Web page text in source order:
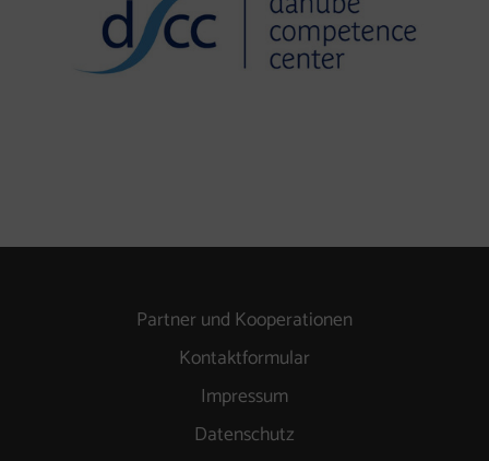
Partner und Kooperationen
Kontaktformular
Impressum
Datenschutz